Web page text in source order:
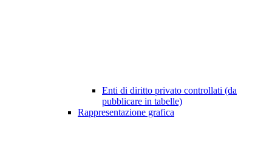
Enti di diritto privato controllati (da
pubblicare in tabelle)
Rappresentazione grafica